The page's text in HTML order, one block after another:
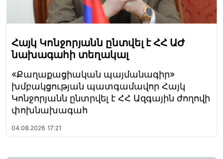
Հայկ Կոնջորյանն ընտվել է ՀՀ ԱԺ
նախագահի տեղակալ
«Քաղաքացիական պայմանագիր»
խմբակցության պատգամավոր Հայկ
Կոնջորյանն ընտրվել է ՀՀ Ազգային ժողովի
փոխնախագահ
04.08.2026 17:21